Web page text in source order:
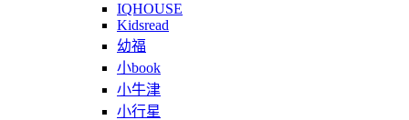
IQHOUSE
Kidsread
幼福
小book
小牛津
小行星